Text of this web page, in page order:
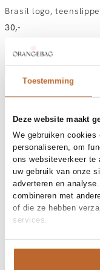
Toestemming
Deze website maakt
We gebruiken
personaliseren, om
ons websiteverkeer te
uw gebruik van onze
adverteren en
combineren met
of die ze hebben
services.
Brasil logo,
30,-
Kleur:Roest
41-42 43-44 45-46
Vandaag
Gratis bezorging
30 dagen
Materiaal en